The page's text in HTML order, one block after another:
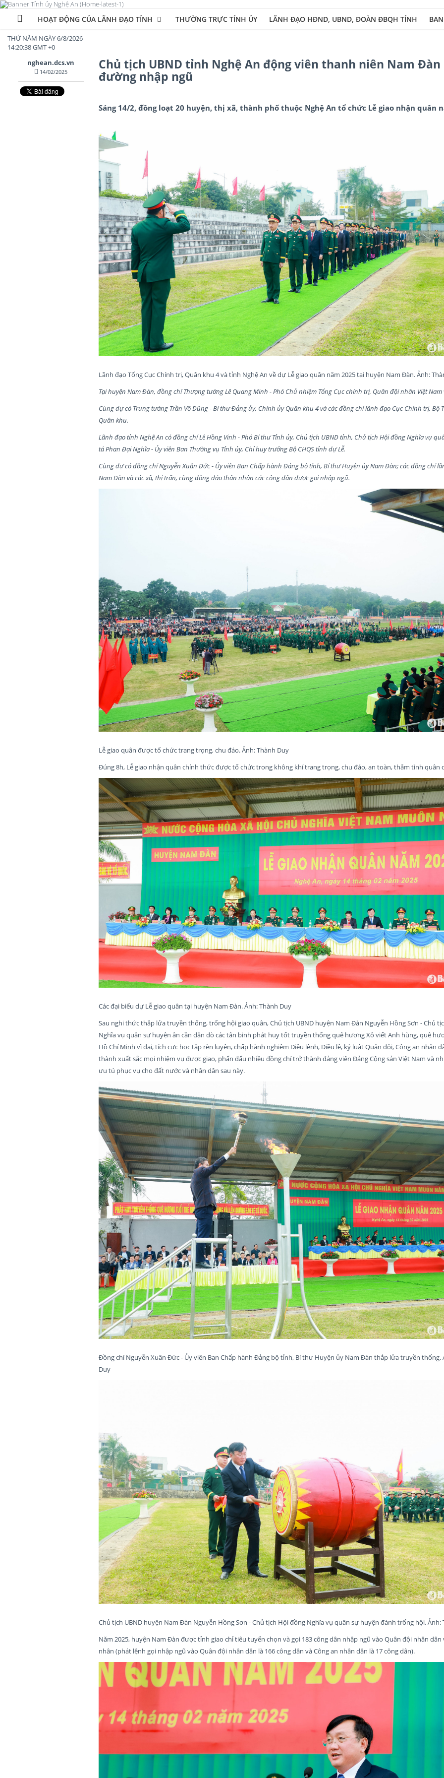
HOẠT ĐỘNG CỦA LÃNH ĐẠO TỈNH THƯỜNG TRỰC TỈNH ỦY LÃNH ĐẠO HĐND, UBND, ĐOÀN ĐBQH TỈNH
THỨ NĂM NGÀY 6/8/2026
14:20:40 GMT +0
nghean.dcs.vn
14/02/2025 Chủ tịch UBND tỉnh Nghệ An động viên thanh niên Nam Đàn
đường nhập ngũ
Sáng 14/2, đồng loạt 20 huyện, thị xã, thành phố thuộc Nghệ An tổ chức Lễ giao nhận quân
Lãnh đạo Tổng Cục Chính trị, Quân khu 4 và tỉnh Nghệ An về dự Lễ giao quân năm 2025 tại huyện Nam Đàn. Ảnh:
Tại huyện Nam Đàn, đồng chí Thượng tướng Lê Quang Minh - Phó Chủ nhiệm Tổng Cục chính trị, Quân đội nhân Việt Nam
Cùng dự có Trung tướng Trần Võ Dũng - Bí thư Đảng ủy, Chính ủy Quân khu 4 và các đồng chí lãnh đạo Cục Chính trị, Bộ
Quân khu.
Lãnh đạo tỉnh Nghệ An có đồng chí Lê Hồng Vinh - Phó Bí thư Tỉnh ủy, Chủ tịch UBND tỉnh, Chủ tịch Hội đồng Nghĩa vụ
tá Phan Đại Nghĩa - Ủy viên Ban Thường vụ Tỉnh ủy, Chỉ huy trưởng Bộ CHQS tỉnh dự Lễ.
Cùng dự có đồng chí Nguyễn Xuân Đức - Ủy viên Ban Chấp hành Đảng bộ tỉnh, Bí thư Huyện ủy Nam Đàn; các đồng chí
Nam Đàn và các xã, thị trấn, cùng đông đảo thân nhân các công dân được gọi nhập ngũ.
Lễ giao quân được tổ chức trang trọng, chu đáo. Ảnh: Thành Duy
Đúng 8h, Lễ giao nhận quân chính thức được tổ chức trong không khí trang trọng, chu đáo, an toàn, thắm tình quân
Các đại biểu dự Lễ giao quân tại huyện Nam Đàn. Ảnh: Thành Duy
Sau nghi thức thắp lửa truyền thống, trống hội giao quân, Chủ tịch UBND huyện Nam Đàn Nguyễn Hồng Sơn - Chủ
Nghĩa vụ quân sự huyện ân cần dặn dò các tân binh phát huy tốt truyền thống quê hương Xô viết Anh hùng, quê
Hồ Chí Minh vĩ đại, tích cực học tập rèn luyện, chấp hành nghiêm Điều lệnh, Điều lệ, kỷ luật Quân đội, Công an nhân
thành xuất sắc mọi nhiệm vụ được giao, phấn đấu nhiều đồng chí trở thành đảng viên Đảng Cộng sản Việt Nam và
ưu tú phục vụ cho đất nước và nhân dân sau này.
Đồng chí Nguyễn Xuân Đức - Ủy viên Ban Chấp hành Đảng bộ tỉnh, Bí thư Huyện ủy Nam Đàn thắp lửa truyền thống.
Duy
Chủ tịch UBND huyện Nam Đàn Nguyễn Hồng Sơn - Chủ tịch Hội đồng Nghĩa vụ quân sự huyện đánh trống hội. Ảnh:
Năm 2025, huyện Nam Đàn được tỉnh giao chỉ tiêu tuyển chọn và gọi 183 công dân nhập ngũ vào Quân đội nhân dân
nhân (phát lệnh gọi nhập ngũ vào Quân đội nhân dân là 166 công dân và Công an nhân dân là 17 công dân).